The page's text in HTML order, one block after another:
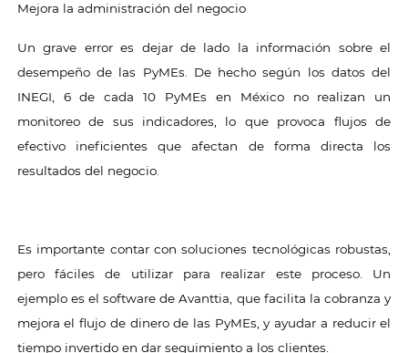
Mejora la administración del negocio
Un grave error es dejar de lado la información sobre el
desempeño de las PyMEs. De hecho según los datos del
INEGI, 6 de cada 10 PyMEs en México no realizan un
monitoreo de sus indicadores, lo que provoca flujos de
efectivo ineficientes que afectan de forma directa los
resultados del negocio.
Es importante contar con soluciones tecnológicas robustas,
pero fáciles de utilizar para realizar este proceso. Un
ejemplo es el software de Avanttia, que facilita la cobranza y
mejora el flujo de dinero de las PyMEs, y ayudar a reducir el
tiempo invertido en dar seguimiento a los clientes.